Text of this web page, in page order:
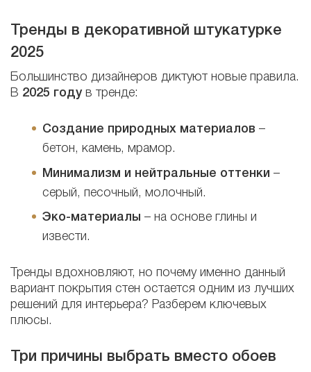
Тренды в декоративной штукатурке
2025
Большинство дизайнеров диктуют новые правила.
В 2025 годув тренде:
Создание природных материалов –
бетон, камень, мрамор.
Минимализм и нейтральные оттенки –
серый, песочный, молочный.
Эко-материалы – на основе глины и
извести.
Тренды вдохновляют, но почему именно данный
вариант покрытия стен остается одним из лучших
решений для интерьера? Разберем ключевых
плюсы.
Три причины выбрать вместо обоев